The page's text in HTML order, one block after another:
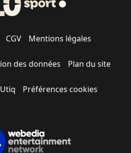
CGV Mentions légales
des données Plan du site
Préférences cookies